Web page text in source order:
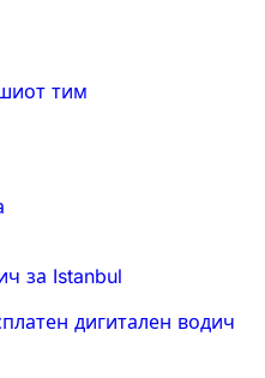
тим
за Istanbul
дигитален водич